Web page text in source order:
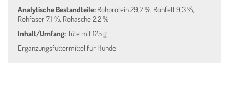
Analytische Bestandteile: Rohprotein 29,7 %, Rohfett 9,3 %,
Rohfaser 7,1 %, Rohasche 2,2 %
Inhalt/Umfang:Tüte mit 125 g
Ergänzungsfuttermittel für Hunde
Vorname*
*